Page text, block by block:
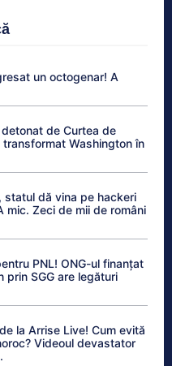
un octogenar! A
de Curtea de
Washington în
statul dă vina pe hackeri
mic. Zeci de mii de români
PNL! ONG-ul finanțat
prin SGG are legături
la Arrise Live! Cum evită
Videoul devastator